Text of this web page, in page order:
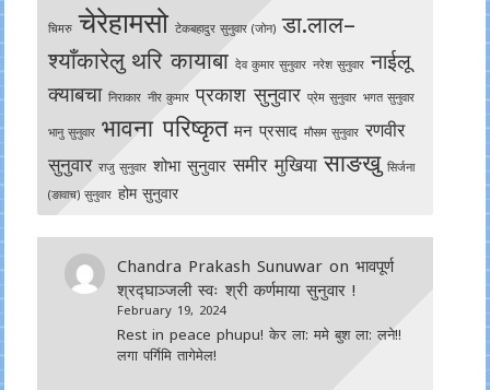
चिमरु चेरेहामसो टेकबहादुर सुनुवार (जोन) डा.लाल–
श्याँकारेलु थरि कायाबा देव कुमार सुनुवार नरेश सुनुवार नाईलू
क्याबचा निराकार नीर कुमार प्रकाश सुनुवार प्रेम सुनुवार भगत सुनुवार
भानु सुनुवार भावना परिष्कृत मन प्रसाद मौसम सुनुवार रणवीर
सुनुवार राजु सुनुवार शोभा सुनुवार समीर मुखिया साङखु सिर्जना
(ङावाच) सुनुवार होम सुनुवार
Chandra Prakash Sunuwar onभावपूर्ण
श्रद्घाञ्जली स्वः श्री कर्णमाया सुनुवार !
February 19, 2024
Rest in peace phupu! केर ला: ममे बुश ला: लने!!
लगा पर्गिमि तागेमेल!